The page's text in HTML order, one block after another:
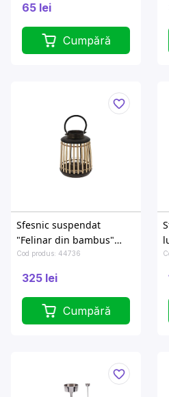
65 lei
Cumpără
Sfesnic suspendat
"Felinar din bambus"
24X18cm
Cod produs: 44736
325 lei
Cumpără